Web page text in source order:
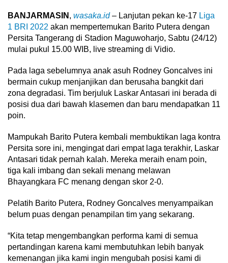
BANJARMASIN , wasaka.id– Lanjutan pekan ke-17 Liga
1 BRI 2022 akan mempertemukan Barito Putera dengan
Persita Tangerang di Stadion Maguwoharjo, Sabtu (24/12)
mulai pukul 15.00 WIB, live streaming di Vidio.
Pada laga sebelumnya anak asuh Rodney Goncalves ini
bermain cukup menjanjikan dan berusaha bangkit dari
zona degradasi. Tim berjuluk Laskar Antasari ini berada di
posisi dua dari bawah klasemen dan baru mendapatkan 11
poin.
Mampukah Barito Putera kembali membuktikan laga kontra
Persita sore ini, mengingat dari empat laga terakhir, Laskar
Antasari tidak pernah kalah. Mereka meraih enam poin,
tiga kali imbang dan sekali menang melawan
Bhayangkara FC menang dengan skor 2-0.
Pelatih Barito Putera, Rodney Goncalves menyampaikan
belum puas dengan penampilan tim yang sekarang.
“Kita tetap mengembangkan performa kami di semua
pertandingan karena kami membutuhkan lebih banyak
kemenangan jika kami ingin mengubah posisi kami di